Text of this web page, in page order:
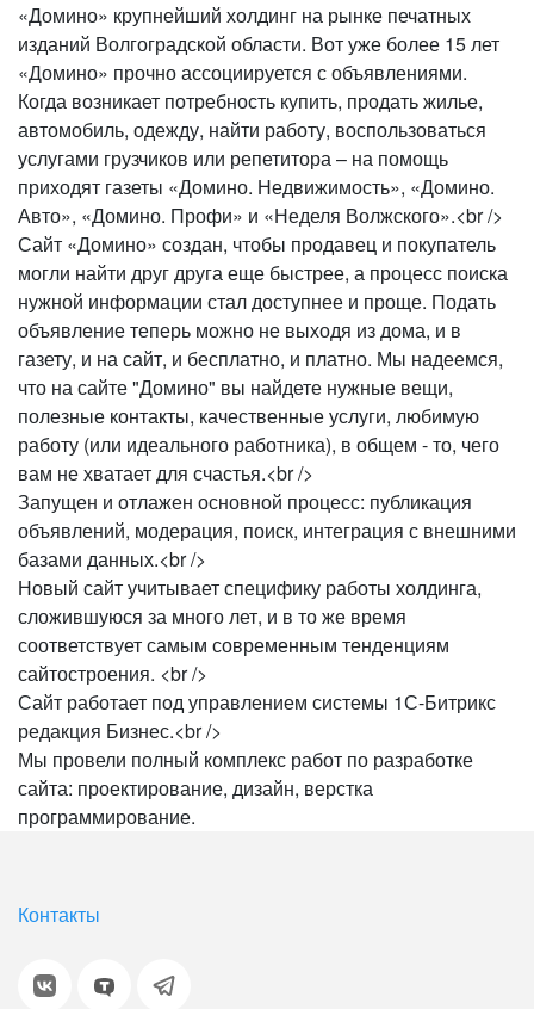
«Домино» крупнейший холдинг на рынке печатных
изданий Волгоградской области. Вот уже более 15 лет
«Домино» прочно ассоциируется с объявлениями.
Когда возникает потребность купить, продать жилье,
автомобиль, одежду, найти работу, воспользоваться
услугами грузчиков или репетитора – на помощь
приходят газеты «Домино. Недвижимость», «Домино.
Авто», «Домино. Профи» и «Неделя Волжского».<br />
Сайт «Домино» создан, чтобы продавец и покупатель
могли найти друг друга еще быстрее, а процесс поиска
нужной информации стал доступнее и проще. Подать
объявление теперь можно не выходя из дома, и в
газету, и на сайт, и бесплатно, и платно. Мы надеемся,
что на сайте "Домино" вы найдете нужные вещи,
полезные контакты, качественные услуги, любимую
работу (или идеального работника), в общем - то, чего
вам не хватает для счастья.<br />
Запущен и отлажен основной процесс: публикация
объявлений, модерация, поиск, интеграция с внешними
базами данных.<br />
Новый сайт учитывает специфику работы холдинга,
сложившуюся за много лет, и в то же время
соответствует самым современным тенденциям
сайтостроения. <br />
Сайт работает под управлением системы 1С-Битрикс
редакция Бизнес.<br />
Мы провели полный комплекс работ по разработке
сайта: проектирование, дизайн, верстка
программирование.
Контакты